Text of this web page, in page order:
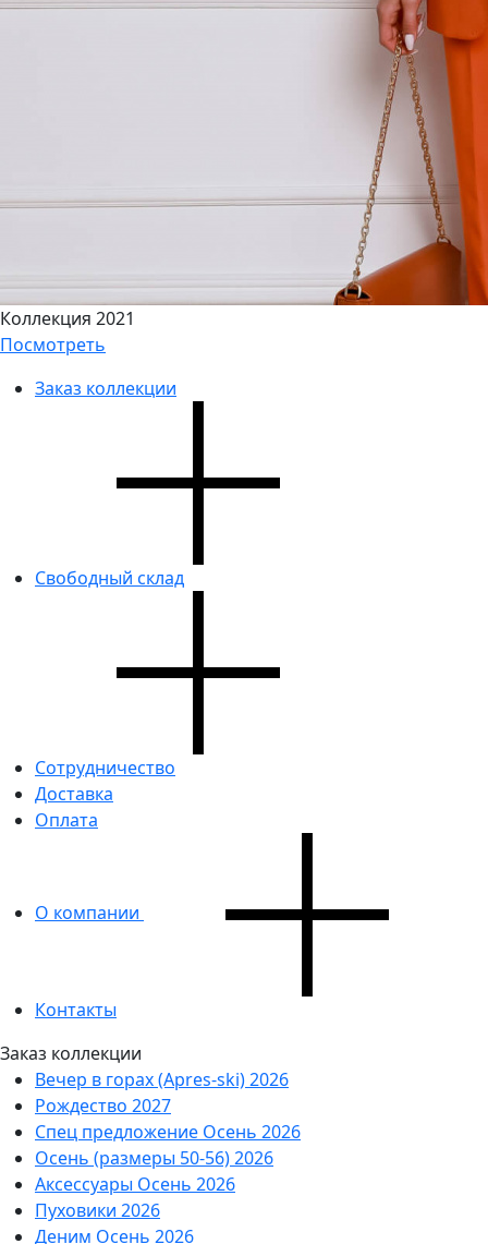
Коллекция 2021
Посмотреть
Заказ коллекции
Свободный склад
Сотрудничество
Доставка
Оплата
О компании
Контакты
Заказ коллекции
Вечер в горах (Apres-ski) 2026
Рождество 2027
Спец предложение Осень 2026
Осень (размеры 50-56) 2026
Аксессуары Осень 2026
Пуховики 2026
Деним Осень 2026